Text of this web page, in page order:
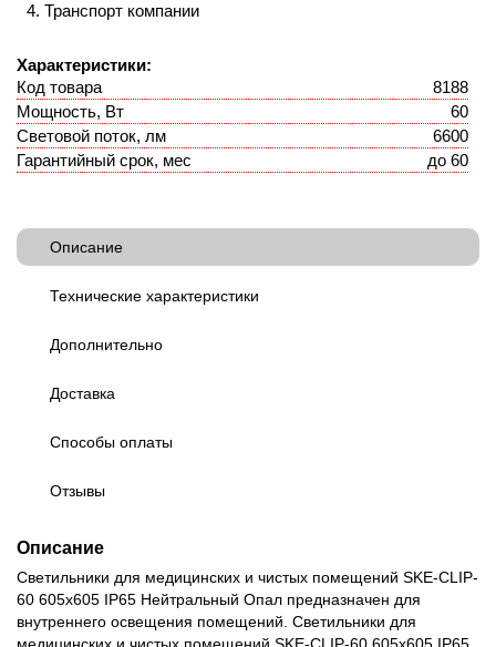
Транспорт компании
Характеристики:
Код товара
8188
Мощность, Вт
60
Световой поток, лм
6600
Гарантийный срок, мес
до 60
Описание
Технические характеристики
Дополнительно
Доставка
Способы оплаты
Отзывы
Описание
Светильники для медицинских и чистых помещений SKE-CLIP-
60 605x605 IP65 Нейтральный Опал предназначен для
внутреннего освещения помещений. Светильники для